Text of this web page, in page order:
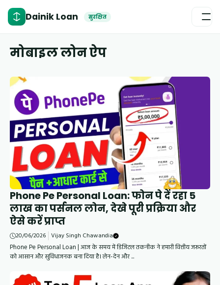
Dainik Loan सुरक्षित
मोबाइल लोन ऐप
Phone Pe Personal Loan: फोन पे दें रहा 5
लाख का पर्सनल लोन, देखे पूरी प्रक्रिया और
ऐसे करें प्राप्त
20/06/2026 Vijay Singh Chawandia
Phone Pe Personal Loan | आज के समय में डिजिटल तकनीक ने हमारी वित्तीय जरूरतों
को आसान और सुविधाजनक बना दिया है। लेन-देन और ...